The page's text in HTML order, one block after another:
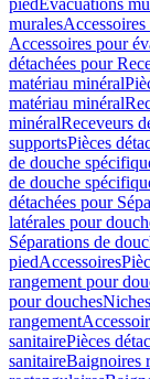
piedEvacuations
murales
Accessoires pour
détachées pour
matériau minéral
matériau minéral
minéralReceveurs
supportsPièces
de douche
de douche
détachées pour
latérales pour
Séparations de
piedAccessoires
rangement pour
pour douches
rangement
sanitairePièces
sanitaireBaignoires